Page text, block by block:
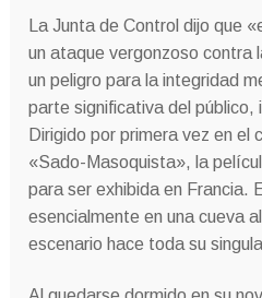
La Junta de Control dijo que
un ataque vergonzoso contra
un peligro para la integridad
parte significativa del público,
Dirigido por primera vez en el
«Sado-Masoquista», la
para ser exhibida en Francia.
esencialmente en una cueva
escenario hace toda su